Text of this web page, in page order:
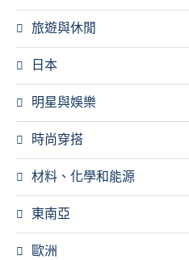
旅遊與休閒
日本
明星與娛樂
時尚穿搭
材料、化學和能源
東南亞
歐洲